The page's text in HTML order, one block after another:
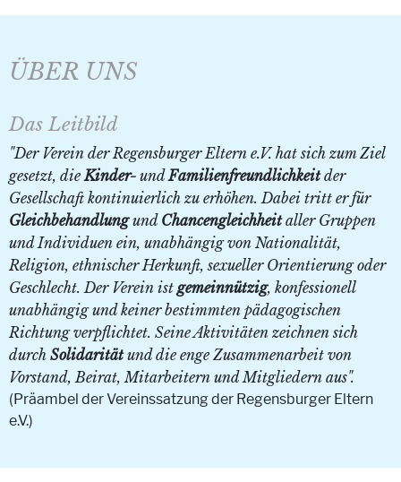
ÜBER UNS
Das Leitbild
"Der Verein der Regensburger Eltern e.V.hat sich zum Ziel
gesetzt, die Kinder- undFamilienfreundlichkeitder
Gesellschaft kontinuierlich zu erhöhen. Dabei tritt er für
Gleichbehandlungund Chancengleichheitaller Gruppen
und Individuen ein, unabhängig von Nationalität,
Religion, ethnischer Herkunft, sexueller Orientierung oder
Geschlecht. Der Verein ist gemeinnützig, konfessionell
unabhängig und keiner bestimmten pädagogischen
Richtung verpflichtet. Seine Aktivitäten zeichnen sich
durch Solidaritätund die enge Zusammenarbeit von
Vorstand, Beirat, Mitarbeitern und Mitgliedern aus".
(Präambel der Vereinssatzung der Regensburger Eltern
e.V.)